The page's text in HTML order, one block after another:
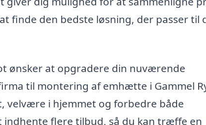
finde den bedste løsning, der passer til
ønsker at opgradere din nuværende
til montering af emhætte i Gammel
velvære i hjemmet og forbedre både
flere tilbud, så du kan træffe en